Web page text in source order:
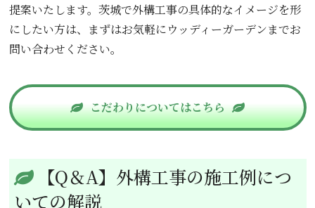
提案いたします。茨城で外構工事の具体的なイメージを形
にしたい方は、まずはお気軽にウッディーガーデンまでお
問い合わせください。
こだわりについてはこちら
【Q＆A】外構工事の施工例につ
いての解説